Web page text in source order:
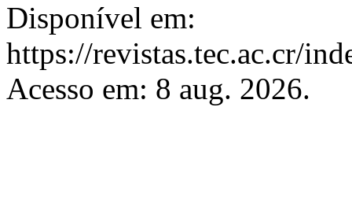
Disponível em:
https://revistas.tec.ac.cr/
Acesso em: 8 aug. 2026.